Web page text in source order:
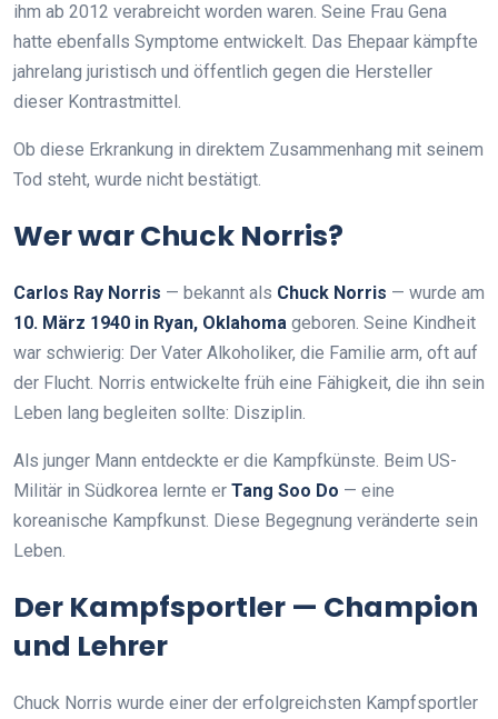
ihm ab 2012 verabreicht worden waren. Seine Frau Gena
hatte ebenfalls Symptome entwickelt. Das Ehepaar kämpfte
jahrelang juristisch und öffentlich gegen die Hersteller
dieser Kontrastmittel.
Ob diese Erkrankung in direktem Zusammenhang mit seinem
Tod steht, wurde nicht bestätigt.
Wer war Chuck Norris?
Carlos Ray Norris — bekannt als Chuck Norris — wurde am
10. März 1940 in Ryan, Oklahoma geboren. Seine Kindheit
war schwierig: Der Vater Alkoholiker, die Familie arm, oft auf
der Flucht. Norris entwickelte früh eine Fähigkeit, die ihn sein
Leben lang begleiten sollte: Disziplin.
Als junger Mann entdeckte er die Kampfkünste. Beim US-
Militär in Südkorea lernte er Tang Soo Do — eine
koreanische Kampfkunst. Diese Begegnung veränderte sein
Leben.
Der Kampfsportler — Champion
und Lehrer
Chuck Norris wurde einer der erfolgreichsten Kampfsportler